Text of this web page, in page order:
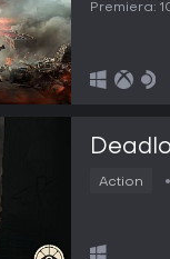
Premiera:
Action